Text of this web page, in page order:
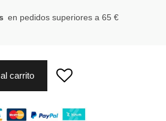
en pedidos superiores a 65 €
carrito